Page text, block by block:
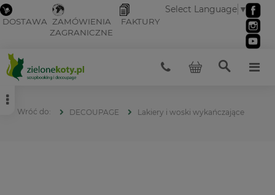
DOSTAWA ZAMÓWIENIA
ZAGRANICZNE
FAKTURY
Select Language ▼
DECOUPAGE Lakiery i woski wykańczające